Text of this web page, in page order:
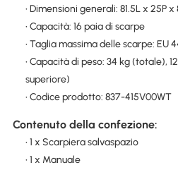
• Dimensioni generali: 81.5L x 25P x
• Capacità: 16 paia di scarpe
• Taglia massima delle scarpe: EU
• Capacità di peso: 34 kg (totale),
superiore)
• Codice prodotto: 837-415V00WT
Contenuto della confezione:
• 1 x Scarpiera salvaspazio
• 1 x Manuale